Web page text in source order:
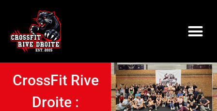
CrossFit Rive
Droite :